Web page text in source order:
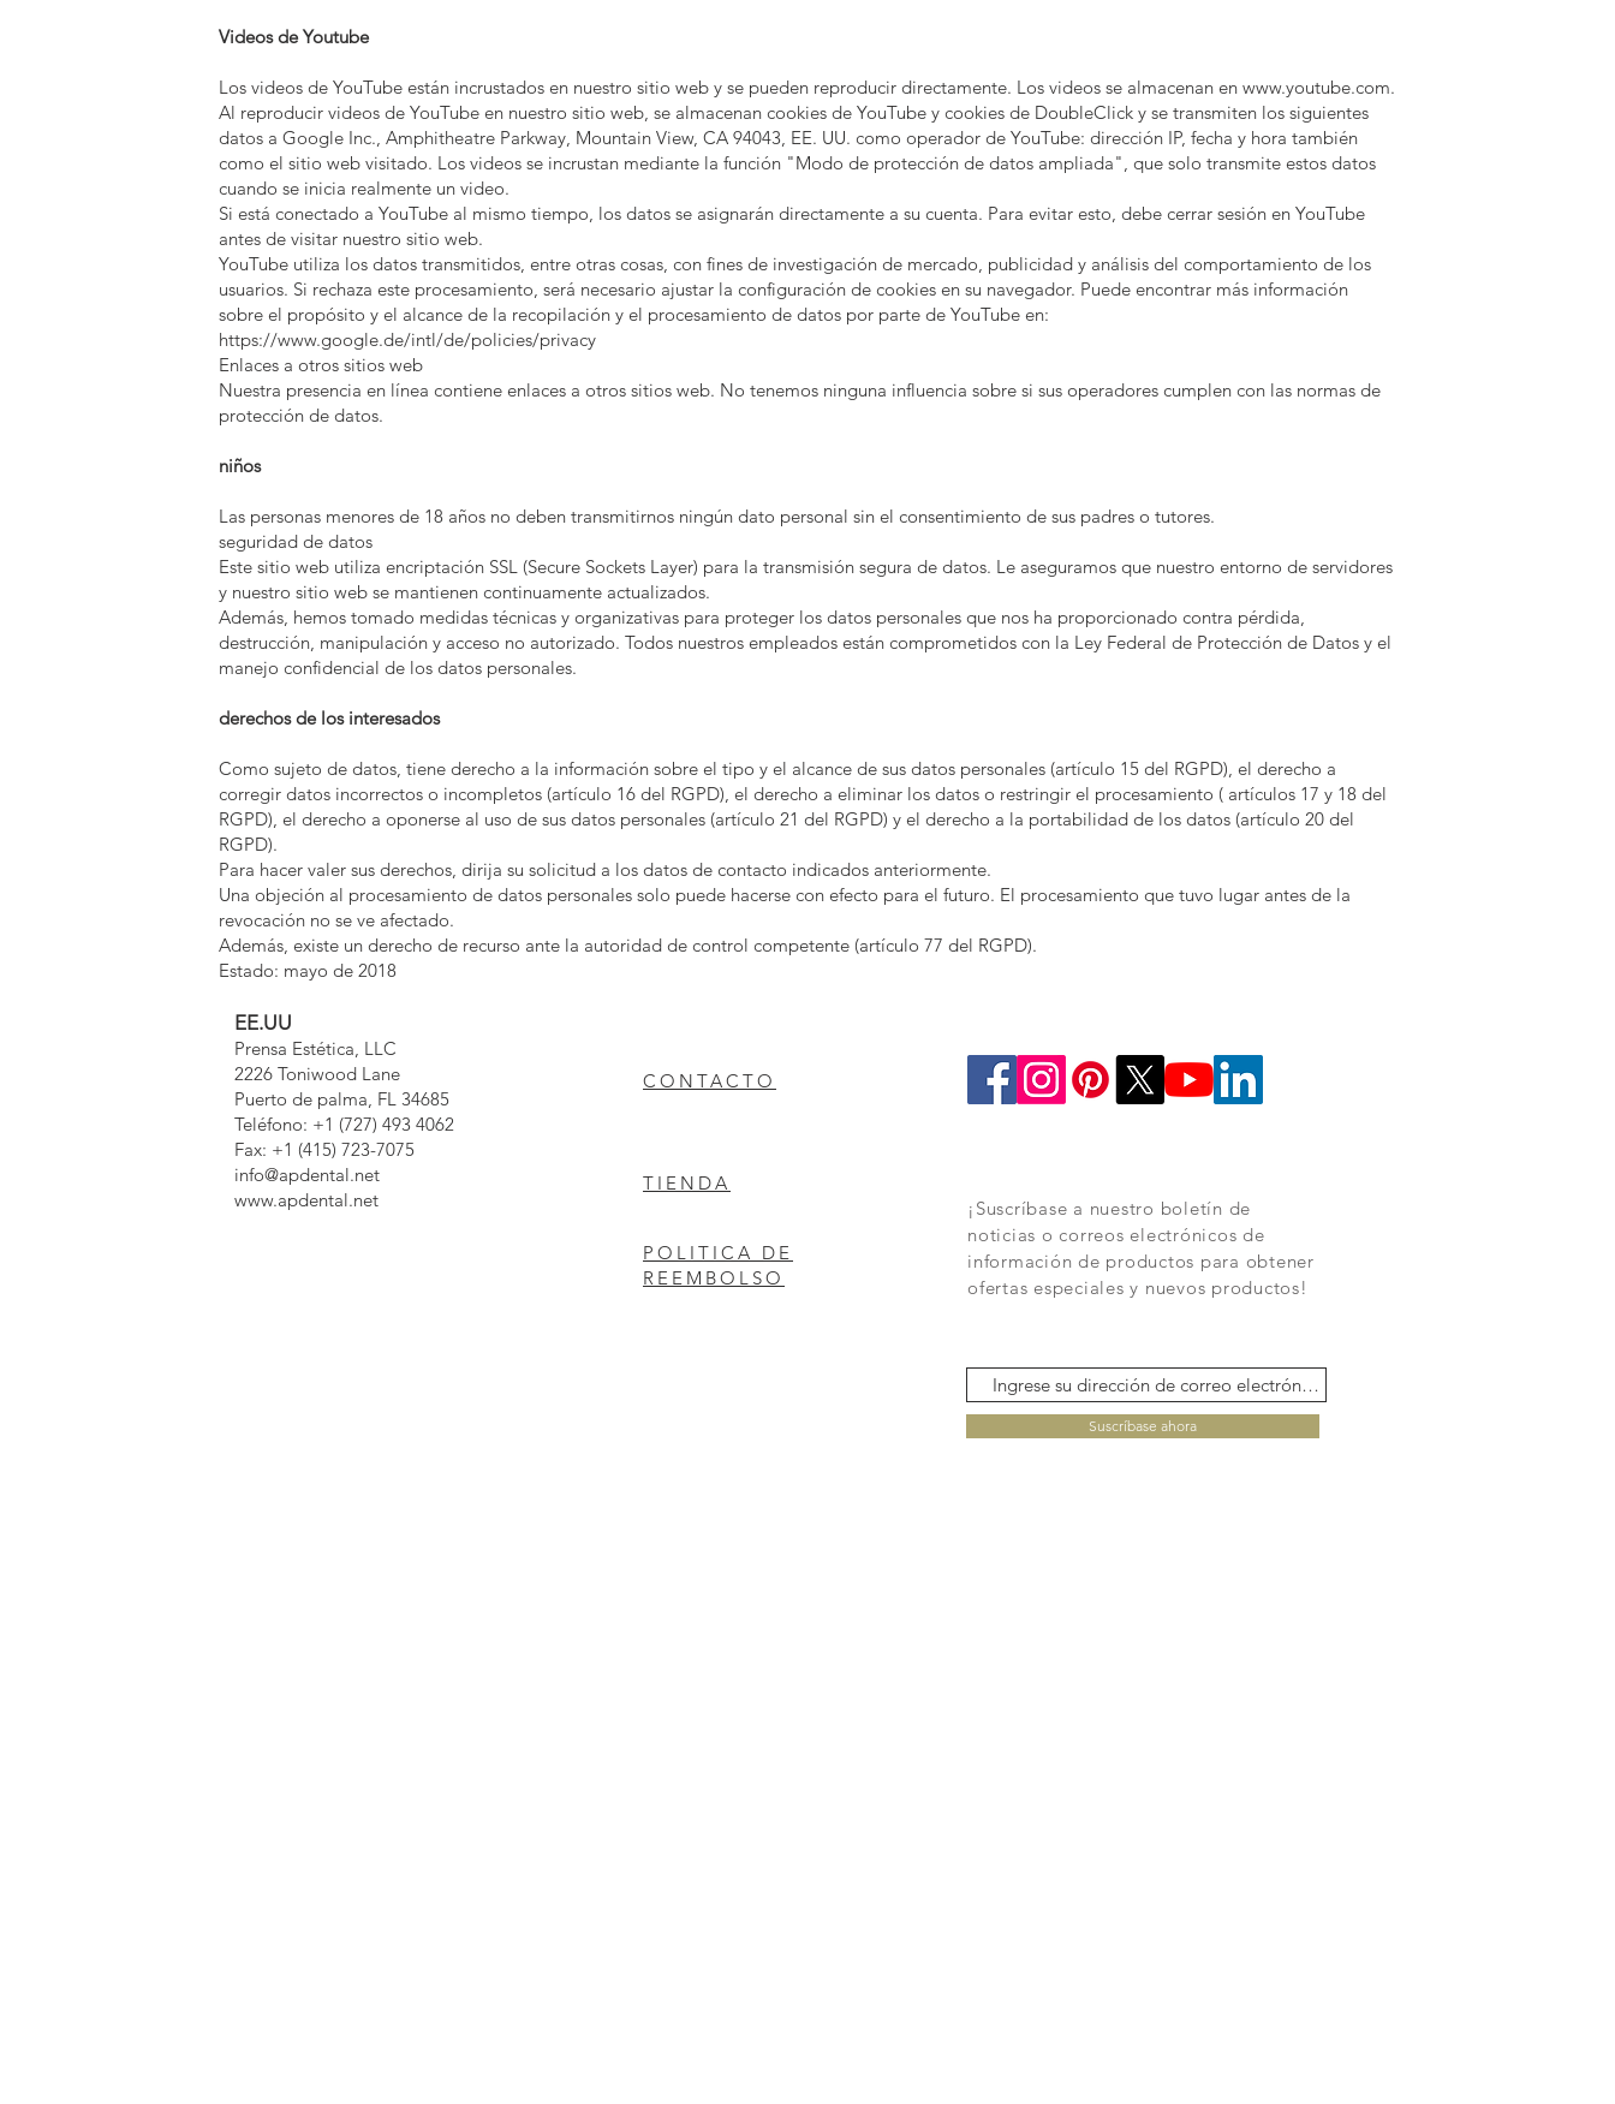
Videos de Youtube
Los videos de YouTube están incrustados en nuestro sitio web y se pueden reproducir directamente. Los videos se almacenan en www.youtube.com.
Al reproducir videos de YouTube en nuestro sitio web, se almacenan cookies de YouTube y cookies de DoubleClick y se transmiten los siguientes
datos a Google Inc., Amphitheatre Parkway, Mountain View, CA 94043, EE. UU. como operador de YouTube: dirección IP, fecha y hora también
como el sitio web visitado. Los videos se incrustan mediante la función "Modo de protección de datos ampliada", que solo transmite estos datos
cuando se inicia realmente un video.
Si está conectado a YouTube al mismo tiempo, los datos se asignarán directamente a su cuenta. Para evitar esto, debe cerrar sesión en YouTube
antes de visitar nuestro sitio web.
YouTube utiliza los datos transmitidos, entre otras cosas, con fines de investigación de mercado, publicidad y análisis del comportamiento de los
usuarios. Si rechaza este procesamiento, será necesario ajustar la configuración de cookies en su navegador. Puede encontrar más información
sobre el propósito y el alcance de la recopilación y el procesamiento de datos por parte de YouTube en:
https://www.google.de/intl/de/policies/privacy
Enlaces a otros sitios web
Nuestra presencia en línea contiene enlaces a otros sitios web. No tenemos ninguna influencia sobre si sus operadores cumplen con las normas de
protección de datos.
niños
Las personas menores de 18 años no deben transmitirnos ningún dato personal sin el consentimiento de sus padres o tutores.
seguridad de datos
Este sitio web utiliza encriptación SSL (Secure Sockets Layer) para la transmisión segura de datos. Le aseguramos que nuestro entorno de servidores
y nuestro sitio web se mantienen continuamente actualizados.
Además, hemos tomado medidas técnicas y organizativas para proteger los datos personales que nos ha proporcionado contra pérdida,
destrucción, manipulación y acceso no autorizado. Todos nuestros empleados están comprometidos con la Ley Federal de Protección de Datos y el
manejo confidencial de los datos personales.
derechos de los interesados
Como sujeto de datos, tiene derecho a la información sobre el tipo y el alcance de sus datos personales (artículo 15 del RGPD), el derecho a
corregir datos incorrectos o incompletos (artículo 16 del RGPD), el derecho a eliminar los datos o restringir el procesamiento ( artículos 17 y 18 del
RGPD), el derecho a oponerse al uso de sus datos personales (artículo 21 del RGPD) y el derecho a la portabilidad de los datos (artículo 20 del
RGPD).
Para hacer valer sus derechos, dirija su solicitud a los datos de contacto indicados anteriormente.
Una objeción al procesamiento de datos personales solo puede hacerse con efecto para el futuro. El procesamiento que tuvo lugar antes de la
revocación no se ve afectado.
Además, existe un derecho de recurso ante la autoridad de control competente (artículo 77 del RGPD).
Estado: mayo de 2018
EE.UU
Prensa Estética, LLC
2226 Toniwood Lane
Puerto de palma, FL 34685
Teléfono: +1 (727) 493 4062
Fax: +1 (415) 723-7075
info@apdental.net
www.apdental.net
CONTACTO
TIENDA
POLITICA DE
REEMBOLSO
¡Suscríbase a nuestro boletín de
noticias o correos electrónicos de
información de productos para obtener
ofertas especiales y nuevos productos!
Suscríbase ahora